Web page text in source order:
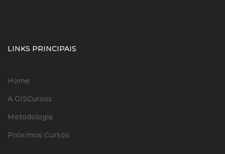
LINKS PRINCIPAIS
Home
A GISCursos
Metodologia
Próximos Cursos